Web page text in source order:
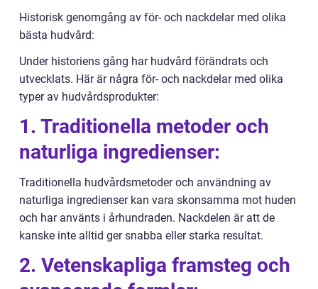
Historisk genomgång av för- och nackdelar med olika
bästa hudvård:
Under historiens gång har hudvård förändrats och
utvecklats. Här är några för- och nackdelar med olika
typer av hudvårdsprodukter:
1. Traditionella metoder och
naturliga ingredienser:
Traditionella hudvårdsmetoder och användning av
naturliga ingredienser kan vara skonsamma mot huden
och har använts i århundraden. Nackdelen är att de
kanske inte alltid ger snabba eller starka resultat.
2. Vetenskapliga framsteg och